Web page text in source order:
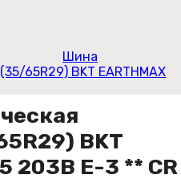
Шина
65R29) BKT EARTHMAX
BKT
203B E-3 ** CR